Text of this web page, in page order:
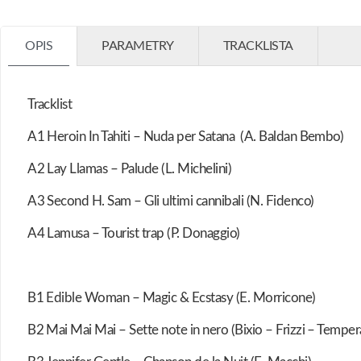
OPIS PARAMETRY TRACKLISTA
Tracklist
A1 Heroin In Tahiti – Nuda per Satana (A. Baldan Bembo)
A2 Lay Llamas – Palude (L. Michelini)
A3 Second H. Sam – Gli ultimi cannibali (N. Fidenco)
A4 Lamusa – Tourist trap (P. Donaggio)
B1 Edible Woman – Magic & Ecstasy (E. Morricone)
B2 Mai Mai Mai – Sette note in nero (Bixio – Frizzi –